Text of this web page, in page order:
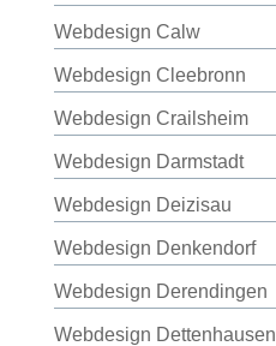
Webdesign Calw
Webdesign Cleebronn
Webdesign Crailsheim
Webdesign Darmstadt
Webdesign Deizisau
Webdesign Denkendorf
Webdesign Derendingen
Webdesign Dettenhausen